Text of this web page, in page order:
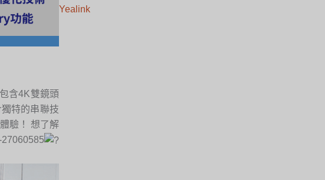
含4K雙鏡頭
特的串聯技
驗！ 想了解
Yealink